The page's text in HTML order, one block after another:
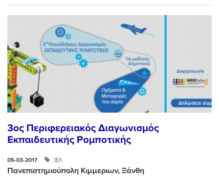
3ος Περιφερειακός Διαγωνισμός
Εκπαιδευτικής Ρομποτικής
05-03-2017 ΙΕΛ
Πανεπιστημιούπολη Κιμμεριων, Ξάνθη